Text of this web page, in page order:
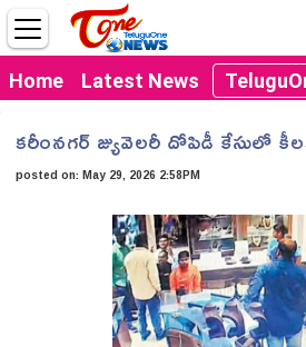
Home Latest News
కరీంనగర్ జ్యువెలరీ దోపిడీ కేసులో
posted on:May 29, 2026 2:58PM